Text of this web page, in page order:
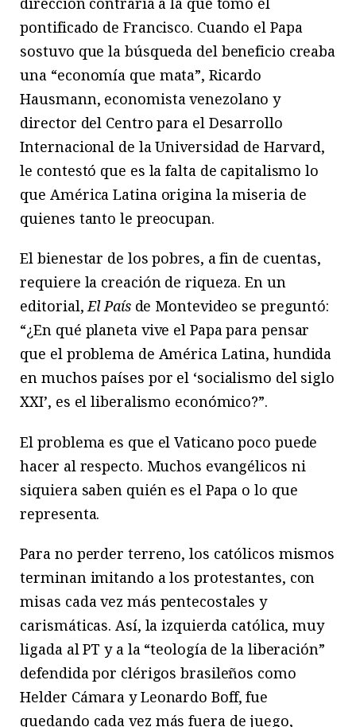
pontificado de Francisco. Cuando el Papa
sostuvo que la búsqueda del beneficio creaba
una “economía que mata”, Ricardo
Hausmann, economista venezolano y
director del Centro para el Desarrollo
Internacional de la Universidad de Harvard,
le contestó que es la falta de capitalismo lo
que América Latina origina la miseria de
quienes tanto le preocupan.
El bienestar de los pobres, a fin de cuentas,
requiere la creación de riqueza. En un
editorial,El Paísde Montevideo se preguntó:
“¿En qué planeta vive el Papa para pensar
que el problema de América Latina, hundida
en muchos países por el ‘socialismo del siglo
XXI’, es el liberalismo económico?”.
El problema es que el Vaticano poco puede
hacer al respecto. Muchos evangélicos ni
siquiera saben quién es el Papa o lo que
representa.
Para no perder terreno, los católicos mismos
terminan imitando a los protestantes, con
misas cada vez más pentecostales y
carismáticas. Así, la izquierda católica, muy
ligada al PT y a la “teología de la liberación”
defendida por clérigos brasileños como
Helder Cámara y Leonardo Boff, fue
quedando cada vez más fuera de juego,